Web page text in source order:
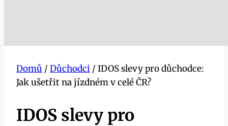
Domů / Důchodci / IDOS slevy pro důchodce:
Jak ušetřit na jízdném v celé ČR?
IDOS slevy pro